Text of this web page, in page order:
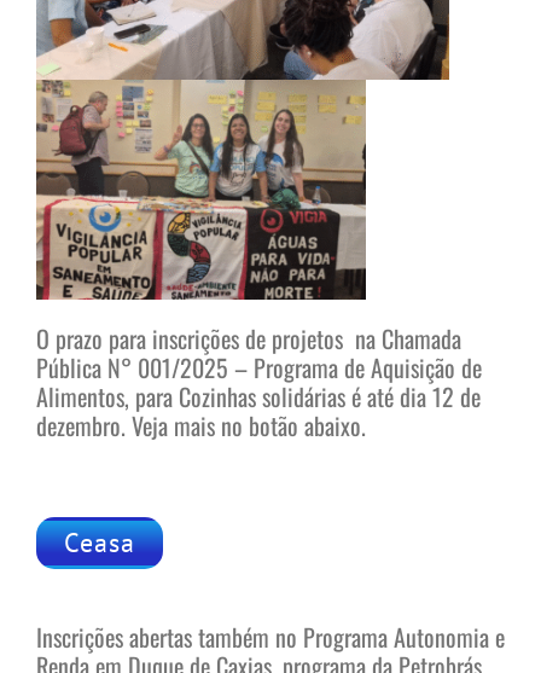
O prazo para inscrições de projetos na Chamada
Pública N° 001/2025 – Programa de Aquisição de
Alimentos, para Cozinhas solidárias é até dia 12 de
dezembro. Veja mais no botão abaixo.
Ceasa
Inscrições abertas também no Programa Autonomia e